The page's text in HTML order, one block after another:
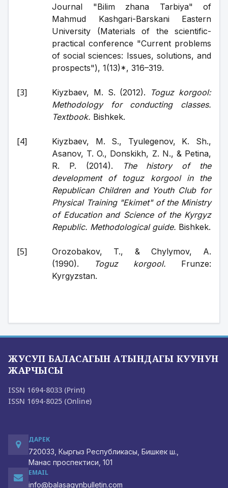
Journal "Bilim zhana Tarbiya" of
Mahmud Kashgari-Barskani Eastern
University (Materials of the scientific-
practical conference "Current problems
of social sciences: Issues, solutions, and
prospects"), 1(13)*, 316–319.
Kiyzbaev, M. S. (2012).
Toguz korgool:
Methodology for conducting classes.
Textbook. Bishkek.
Kiyzbaev, M. S., Tyulegenov, K. Sh.,
Asanov, T. O., Donskikh, Z. N., & Petina,
R. P. (2014).
The history of the
development of toguz korgool in the
Republican Children and Youth Club for
Physical Training "Ekimet" of the Ministry
of Education and Science of the Kyrgyz
Republic. Methodological guide. Bishkek.
Orozobakov, T., & Chylymov, A.
(1990).
Toguz korgool. Frunze:
Kyrgyzstan.
ЖУСУП БАЛАСАГЫН АТЫНДАГЫ КУУНУН
ЖАРЧЫСЫ
ISSN 1694-8033 (Print)
ISSN 1694-8025 (Online)
ДАРЕК
720033, Кыргыз Республикасы, Бишкек ш.,
Манас проспектиси, 101
EMAIL
info@balasagynbulletin.com